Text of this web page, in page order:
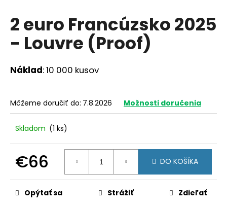
2 euro Francúzsko 2025
- Louvre (Proof)
Náklad: 10 000 kusov
Môžeme doručiť do: 7.8.2026 Možnosti doručenia
Skladom (1 ks)
€66
cena:
DO KOŠÍKA
Opýtať sa Strážiť Zdieľať
j
s
?
O
p
o